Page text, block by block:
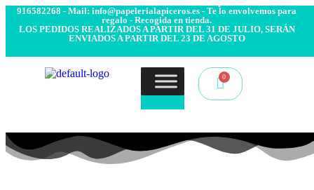
916582268 - Mail: info@papelerialapiceros.es - Te lo envolvemos para
regalo - Recogida en tienda.
LOS PEDIDOS REALIZADOS A PARTIR DEL 31 DE JULIO, SERÁN
ENVIADOS A PARTIR DEL 23 DE AGOSTO